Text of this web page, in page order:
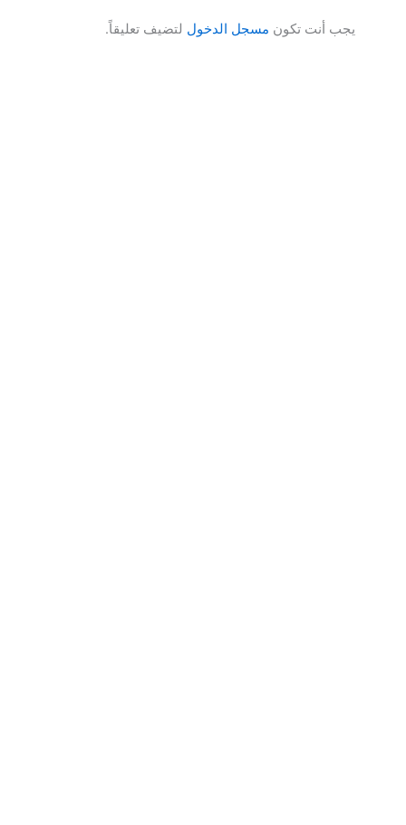
يجب أنت تكون مسجل الدخول لتضيف تعليقاً.